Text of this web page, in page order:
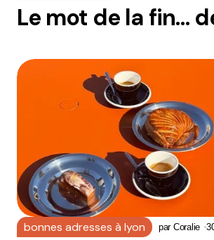
Le mot de la fin…
bonnes adresses à lyon par Coralie